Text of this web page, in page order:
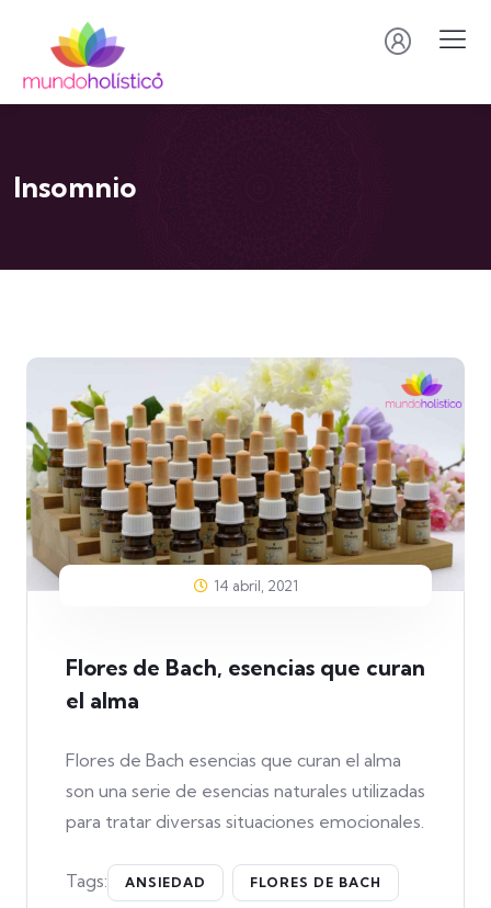
Insomnio
14 abril, 2021
Flores de Bach, esencias que curan
el alma
Flores de Bach esencias que curan el alma
son una serie de esencias naturales utilizadas
para tratar diversas situaciones emocionales.
Tags: ANSIEDAD FLORES DE BACH